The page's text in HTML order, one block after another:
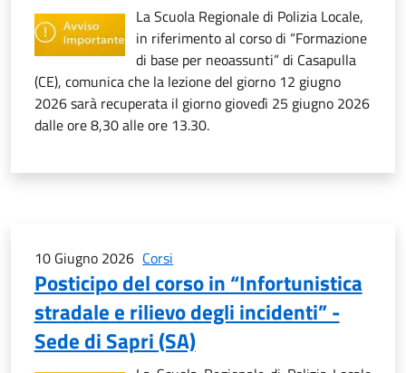
La Scuola Regionale di Polizia Locale,
in riferimento al corso di “Formazione
di base per neoassunti” di Casapulla
(CE), comunica che la lezione del giorno 12 giugno
2026 sarà recuperata il giorno giovedì 25 giugno 2026
dalle ore 8,30 alle ore 13.30.
10 Giugno 2026 Corsi
Posticipo del corso in “Infortunistica
stradale e rilievo degli incidenti” -
Sede di Sapri (SA)